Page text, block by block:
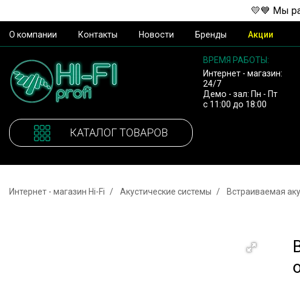
💛💙 Мы
О компании Контакты Новости Бренды Акции
ВРЕМЯ РАБОТЫ:
Интернет - магазин:
24/7
Демо - зал: Пн - Пт
с 11:00 до 18:00
КАТАЛОГ ТОВАРОВ
Интернет - магазин Hi-Fi Акустические системы Встраиваемая